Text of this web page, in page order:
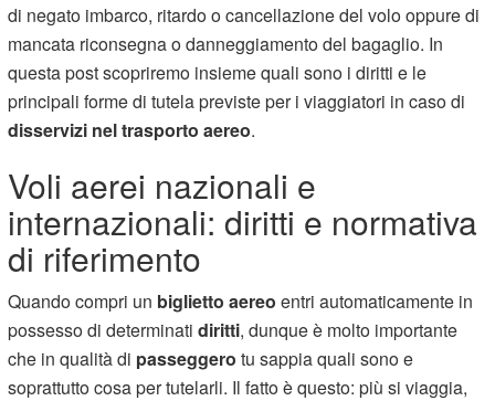
di negato imbarco, ritardo o cancellazione del volo oppure di
mancata riconsegna o danneggiamento del bagaglio. In
questa post scopriremo insieme quali sono i diritti e le
principali forme di tutela previste per i viaggiatori in caso di
disservizi nel trasporto aereo.
Voli aerei nazionali e
internazionali: diritti e normativa
di riferimento
Quando compri un biglietto aereo entri automaticamente in
possesso di determinatidiritti, dunque è molto importante
che in qualità di passeggerotu sappia quali sono e
soprattutto cosa per tutelarli. Il fatto è questo: più si viaggia,